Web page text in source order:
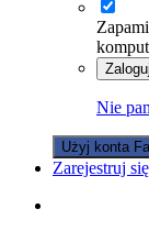
Nie
Użyj konta
Zarejestruj się